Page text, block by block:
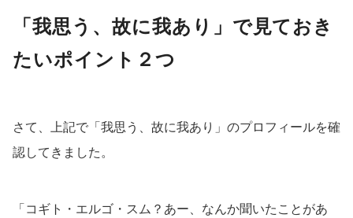
「我思う、故に我あり」で見ておき
たいポイント２つ
さて、上記で「我思う、故に我あり」のプロフィールを確
認してきました。
「コギト・エルゴ・スム？あー、なんか聞いたことがあ